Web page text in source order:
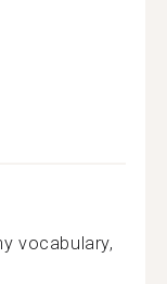
vocabulary,